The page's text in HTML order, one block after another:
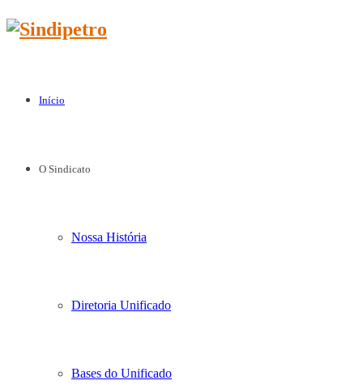
Início
O Sindicato
Nossa História
Diretoria Unificado
Bases do Unificado